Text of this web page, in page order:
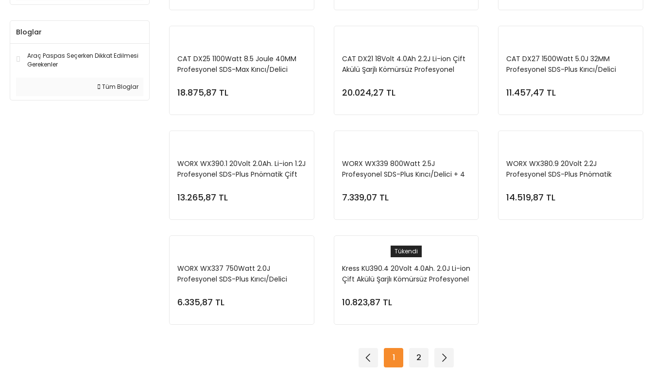
Bloglar
Araç Paspas Seçerken Dikkat Edilmesi
Gerekenler
Tüm Bloglar
CAT DX25 1100Watt 8.5 Joule 40MM
Profesyonel SDS-Max Kırıcı/Delici
18.875,87 TL
Sepete Ekle
CAT DX21 18Volt 4.0Ah 2.2J Li-ion Çift
Akülü Şarjlı Kömürsüz Profesyonel
20.024,27 TL
Sepete Ekle
CAT DX27 1500Watt 5.0J 32MM
Profesyonel SDS-Plus Kırıcı/Delici
11.457,47 TL
WORX WX390.1 20Volt 2.0Ah. Li-ion 1.2J
Profesyonel SDS-Plus Pnömatik Çift
Mandren
13.265,87 TL
Sepete Ekle
WORX WX339 800Watt 2.5J
Profesyonel SDS-Plus Kırıcı/Delici + 4
7.339,07 TL
WORX WX380.9 20Volt 2.2J
Profesyonel SDS-Plus Pnömatik
14.519,87 TL
WORX WX337 750Watt 2.0J
Profesyonel SDS-Plus Kırıcı/Delici
6.335,87 TL
Tükendi
Kress KU390.4 20Volt 4.0Ah. 2.0J Li-ion
Çift Akülü Şarjlı Kömürsüz Profesyonel
10.823,87 TL
Stokta Yok
1 2